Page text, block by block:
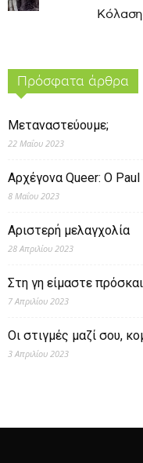
Πρόσφατα άρθρα
Μεταναστεύουμε;
22 Μαΐου 2023
Αρχέγονα Queer: O
8 Μαΐου 2023
Αριστερή μελαγχολία
28 Απριλίου 2023
Στη γη είμαστε
7 Απριλίου 2023
Οι στιγμές μαζί σου,
3 Απριλίου 2023